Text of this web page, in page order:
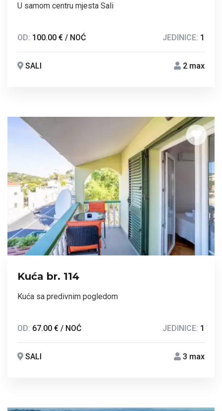
U samom centru mjesta Sali
OD: 100.00 € / NOĆ JEDINICE: 1
SALI 2 max
Kuća br. 114
Kuća sa predivnim pogledom
OD: 67.00 € / NOĆ JEDINICE: 1
SALI 3 max